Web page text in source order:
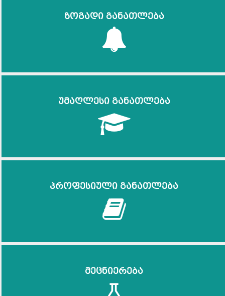
ზოგადი განათლება
უმაღლესი განათლება
პროფესიული განათლება
მეცნიერება